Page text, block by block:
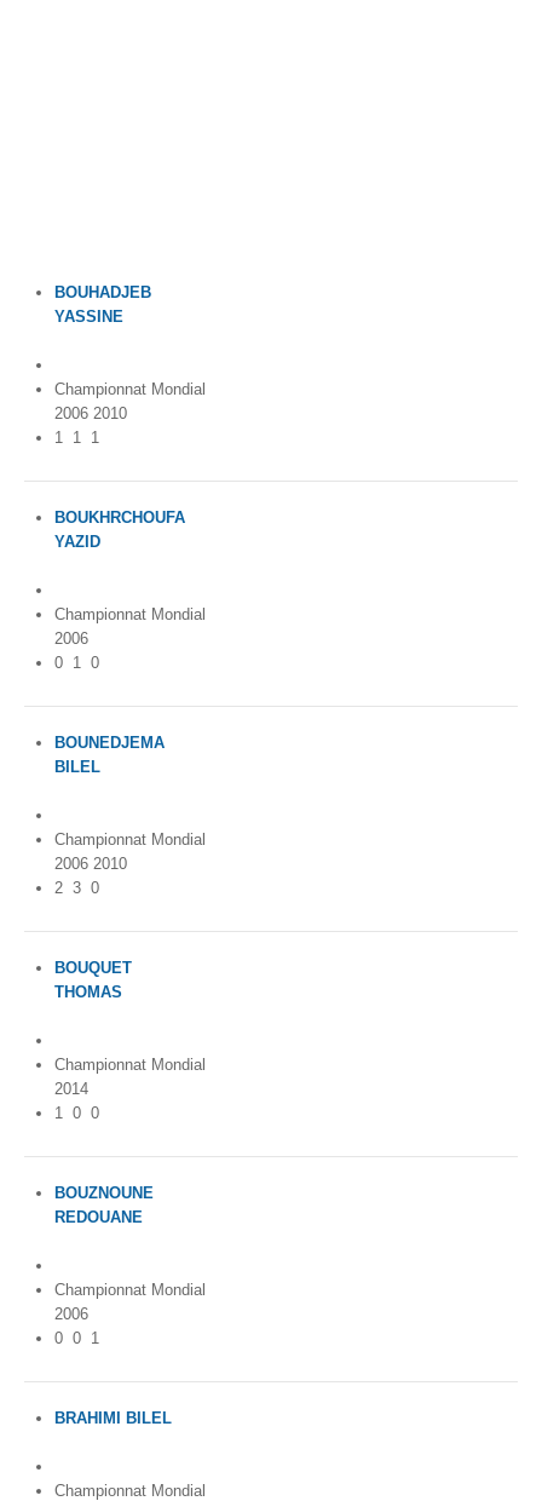
ThemaBOUHADJEB
YASSINE
Championnat Mondial
2006 2010
1 1 1
BOUKHRCHOUFA
YAZID
Championnat Mondial
2006
0 1 0
BOUNEDJEMA
BILEL
Championnat Mondial
2006 2010
2 3 0
BOUQUET
THOMAS
Championnat Mondial
2014
1 0 0
BOUZNOUNE
REDOUANE
Championnat Mondial
2006
0 0 1
BRAHIMI BILEL
Championnat Mondial